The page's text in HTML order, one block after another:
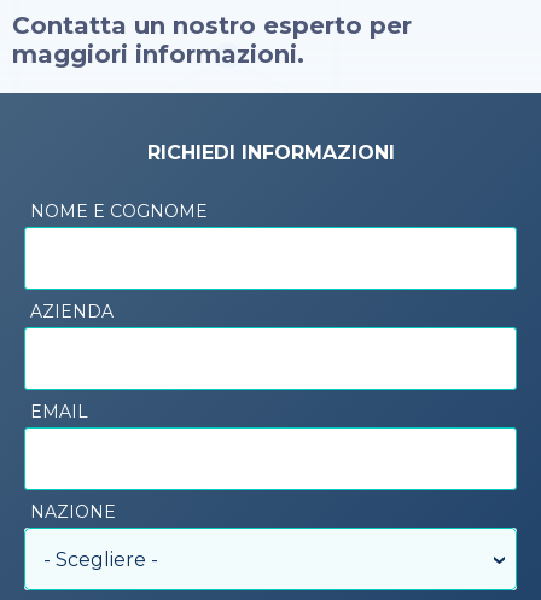
Contatta un nostro esperto per
maggiori informazioni.
RICHIEDI INFORMAZIONI
NOME E COGNOME
AZIENDA
EMAIL
NAZIONE
- Scegliere -